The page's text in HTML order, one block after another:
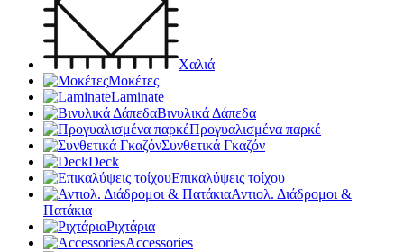
Χαλιά
Μοκέτες
Laminate
Βινυλικά Δάπεδα
Προγυαλισμένα παρκέ
Συνθετικά Γκαζόν
Deck
Επικαλύψεις τοίχου
Αντιολ. Διάδρομοι &
Πατάκια
Ριχτάρια
Accessories